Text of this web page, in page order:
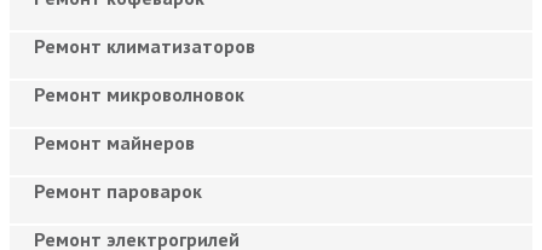
Ремонт климатизаторов
Ремонт микроволновок
Ремонт майнеров
Ремонт пароварок
Ремонт электрогрилей